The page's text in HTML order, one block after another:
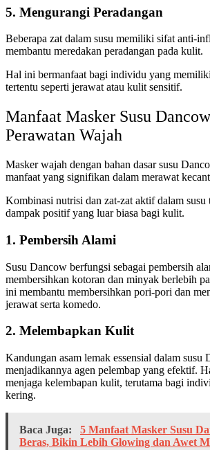
5. Mengurangi Peradangan
Beberapa zat dalam susu memiliki sifat anti-
membantu meredakan peradangan pada kulit.
Hal ini bermanfaat bagi individu yang
tertentu seperti jerawat atau kulit sensitif.
Manfaat Masker Susu
Perawatan Wajah
Masker wajah dengan bahan dasar susu
manfaat yang signifikan dalam merawat
Kombinasi nutrisi dan zat-zat aktif dalam susu
dampak positif yang luar biasa bagi kulit.
1. Pembersih Alami
Susu Dancow berfungsi sebagai pembersih
membersihkan kotoran dan minyak berlebih
ini membantu membersihkan pori-pori dan
jerawat serta komedo.
2. Melembapkan Kulit
Kandungan asam lemak essensial dalam susu
menjadikannya agen pelembap yang efektif.
menjaga kelembapan kulit, terutama bagi
kering.
Baca Juga:
5 Manfaat Masker Susu
Beras, Bikin Lebih Glowing dan Awet